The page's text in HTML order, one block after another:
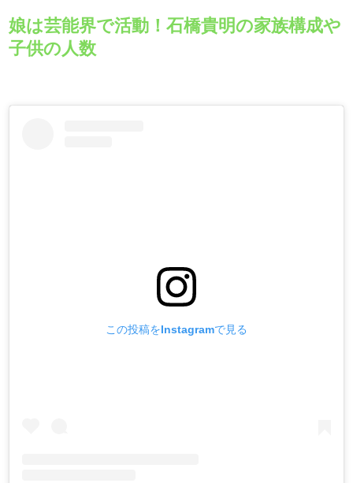
娘は芸能界で活動！石橋貴明の家族構成や
子供の人数
この投稿をInstagramで見る